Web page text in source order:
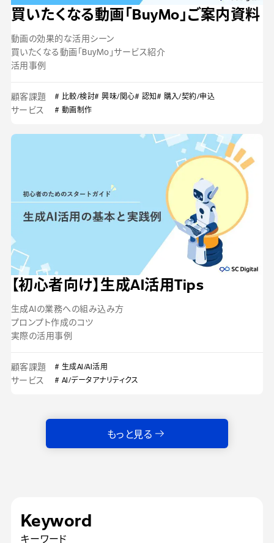
買いたくなる動画「BuyMo」ご案内資料
動画の効果的な活用シーン
買いたくなる動画「BuyMo」サービス紹介
活用事例
顧客課題 # 比較/検討# 興味/関心# 認知# 購入/契約/申込
サービス # 動画制作
【初心者向け】生成AI活用Tips
生成AIの業務への組み込み方
プロンプト作成のコツ
実際の活用事例
顧客課題 # 生成AI/AI活用
サービス # AI/データアナリティクス
もっと見る
Keyword
キーワード